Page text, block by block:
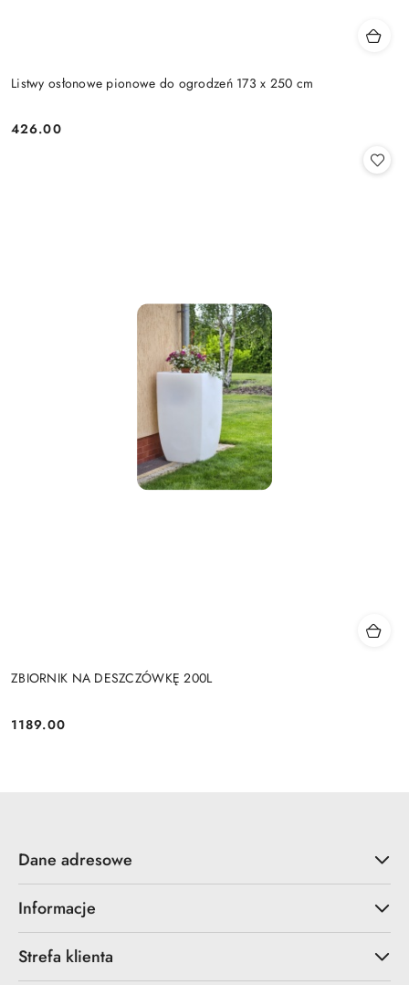
Listwy osłonowe pionowe do ogrodzeń 173 x 250 cm
Cena:
426.00
ZBIORNIK NA DESZCZÓWKĘ 200L
Cena:
1189.00
Dane adresowe
Informacje
Strefa klienta